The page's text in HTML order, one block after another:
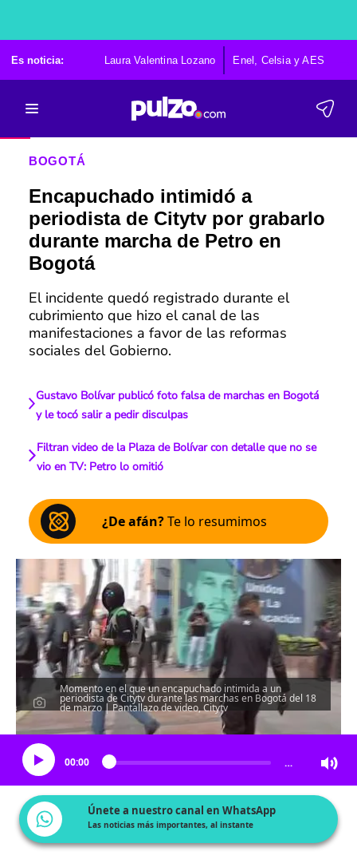
Es noticia: Laura Valentina Lozano Enel, Celsia y AES
BOGOTÁ
Encapuchado intimidó a
periodista de Citytv por grabarlo
durante marcha de Petro en
Bogotá
El incidente quedó registrado durante el
cubrimiento que hizo el canal de las
manifestaciones a favor de las reformas
sociales del Gobierno.
Gustavo Bolívar publicó foto falsa de marchas en Bogotá
y le tocó salir a pedir disculpas
Filtran video de la Plaza de Bolívar con detalle que no se
vio en TV: Petro lo omitió
¿De afán?Te lo resumimos
Momento en el que un encapuchado intimida a un
periodista de Citytv durante las marchas en Bogotá del 18
de marzo | Pantallazo de video, Citytv
Escucha el artículo
00:00 …
Únete a nuestro canal en WhatsApp
Las noticias más importantes, al instante